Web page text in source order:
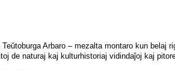
Arbaro – mezalta montaro kun belaj
de naturaj kaj kulturhistoriaj vidindaĵoj kaj